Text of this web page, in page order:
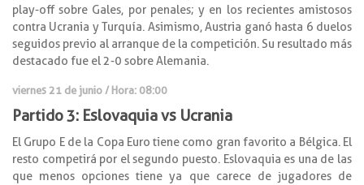
play-off sobre Gales, por penales; y en los recientes amistosos
contra Ucrania y Turquía. Asimismo, Austria ganó hasta 6 duelos
seguidos previo al arranque de la competición. Su resultado más
destacado fue el 2-0 sobre Alemania.
viernes 21 de junio / Hora: 08:00
Partido 3: Eslovaquia vs Ucrania
El Grupo E de la Copa Euro tiene como gran favorito a Bélgica. El
resto competirá por el segundo puesto. Eslovaquia es una de las
que menos opciones tiene ya que carece de jugadores de